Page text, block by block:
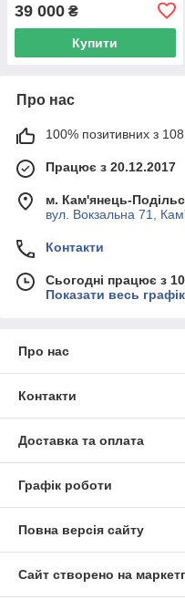
39 000 ₴
Купити
Про нас
100% позитивних з 108
Працює з 20.12.2017
м. Кам'янець-
вул. Вокзальна 71,
Контакти
Сьогодні працює з
Показати весь
Про нас
Контакти
Доставка та оплата
Графік роботи
Повна версія сайту
Сайт створено на